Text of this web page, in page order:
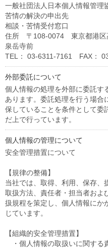
一般社団法人日本個人情報管理
苦情の解決の申出先
相談・苦情受付窓口
住所 〒108-0074 東京都港区
泉岳寺前
TEL： 03-6311-7161 FAX：
外部委託について
個人情報の処理を外部に委託す
あります。委託処理を行う場合
保していることを条件として委
だ上で行っています。
個人情報の管理について
安全管理措置について
【規律の整備】
当社では、取得、利用、保存、
取扱方法、責任者・担当者およ
扱規程を策定し、個人情報にか
じています。
【組織的安全管理措置】
・個人情報の取扱いに関す